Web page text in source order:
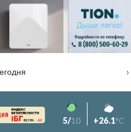
›
82.76% -1.2 5/10 +26.1°C